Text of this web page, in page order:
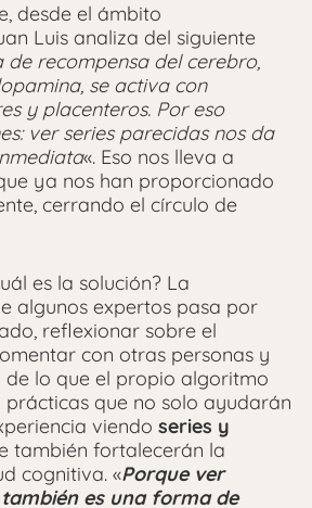
desde el ámbito
Luis analiza del siguiente
de recompensa del cerebro,
se activa con
y placenteros. Por eso
ver series parecidas nos da
«. Eso nos lleva a
ya nos han proporcionado
cerrando el círculo de
es la solución? La
algunos expertos pasa por
reflexionar sobre el
con otras personas y
lo que el propio algoritmo
prácticas que no solo ayudarán
viendo series y
también fortalecerán la
cognitiva. «Porque ver
es una forma de